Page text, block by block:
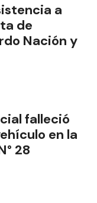
a
de
Nación y
falleció
en la
28